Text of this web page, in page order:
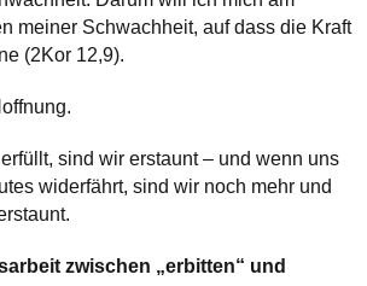
meiner Schwachheit, auf dass die Kraft
(2Kor 12,9).
sind wir erstaunt – und wenn uns
widerfährt, sind wir noch mehr und
zwischen „erbitten“ und